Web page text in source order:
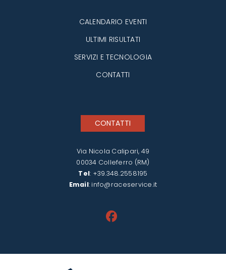
CALENDARIO EVENTI
ULTIMI RISULTATI
SERVIZI E TECNOLOGIA
CONTATTI
CONTATTI
Via Nicola Calipari, 49
00034 Colleferro (RM)
Tel: +39.348.2558195
Email: info@raceservice.it